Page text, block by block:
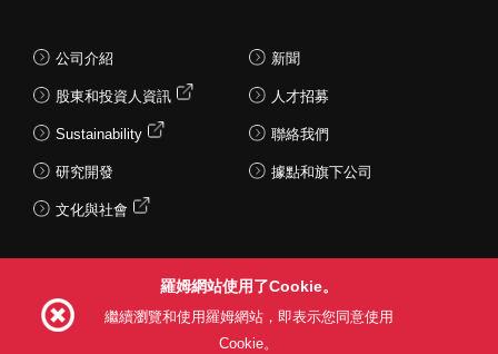
公司介紹
股東和投資人資訊
Sustainability
研究開發
文化與社會
新聞
人才招募
聯絡我們
據點和旗下公司
羅姆網站使用了Cookie。
繼續瀏覽和使用羅姆網站，即表示您同意使用
Cookie。